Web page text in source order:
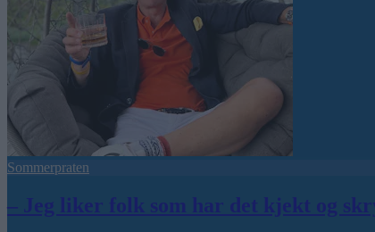
Sommerpraten
– Jeg liker folk som har det kjekt og